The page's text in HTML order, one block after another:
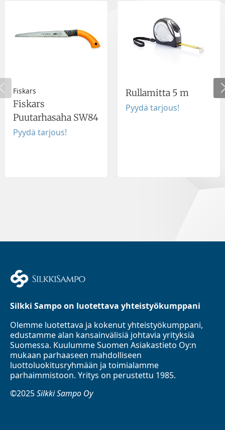
Fiskars
Fiskars
Puutarhasaha SW84
Pyydä tarjous!
Rullamitta 5 m
Pyydä tarjous!
Silkki Sampo on luotettava yhteistyökumppani
Olemme luotettava ja kokenut yhteistyökumppani,
edustamme alan kansainvälisiä johtavia yrityksiä
Suomessa. Kuulumme Suomen Asiakastieto Oy:n
mukaan parhaaseen mahdolliseen
luottoluokitusryhmään ja toimialamme
parhaimmistoon. Yritys on perustettu 1985.
©2025Silkki Sampo Oy